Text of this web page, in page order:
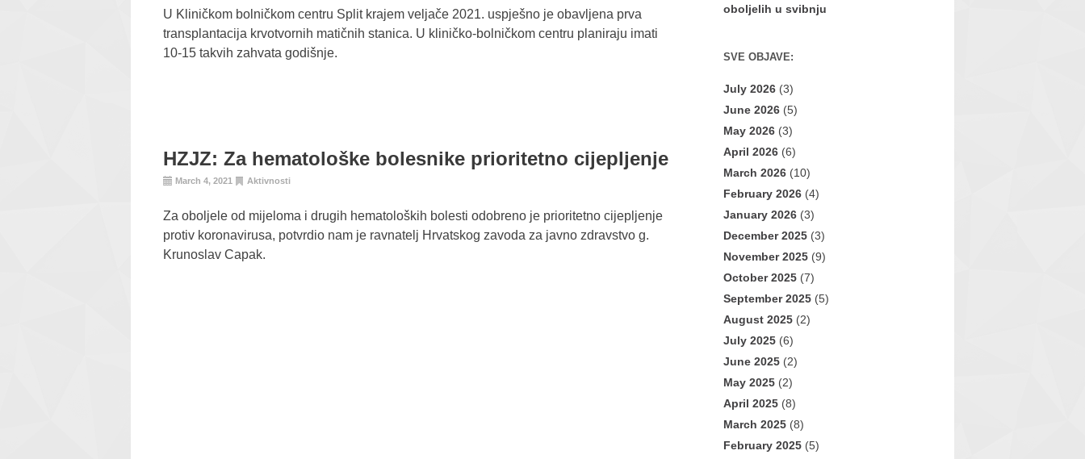
U Kliničkom bolničkom centru Split krajem veljače 2021. uspješno je obavljena prva
transplantacija krvotvornih matičnih stanica. U kliničko-bolničkom centru planiraju imati
10-15 takvih zahvata godišnje.
HZJZ: Za hematološke bolesnike prioritetno cijepljenje
March 4, 2021 Aktivnosti
Za oboljele od mijeloma i drugih hematoloških bolesti odobreno je prioritetno cijepljenje
protiv koronavirusa, potvrdio nam je ravnatelj Hrvatskog zavoda za javno zdravstvo g.
Krunoslav Capak.
oboljelih u svibnju
SVE OBJAVE:
July 2026 (3)
June 2026 (5)
May 2026 (3)
April 2026 (6)
March 2026 (10)
February 2026 (4)
January 2026 (3)
December 2025 (3)
November 2025 (9)
October 2025 (7)
September 2025 (5)
August 2025 (2)
July 2025 (6)
June 2025 (2)
May 2025 (2)
April 2025 (8)
March 2025 (8)
February 2025 (5)